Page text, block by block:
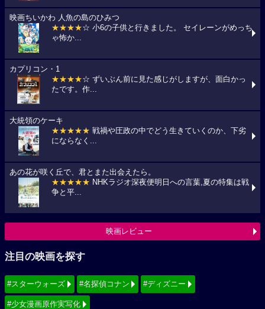
映画ちいかわ 人魚の島のひみつ
★★★★☆ 小6の子供と行きました。 セイレーンがめっち
ゃ怖か...
カプリコン・1
★★★★☆ ずいぶん前に見た感じがしますが、面白かっ
たです。作...
大統領のケーキ
★★★★★ 戦禍や圧政の中でどう生きていくのか、下劣
にならなく...
あの花が咲く丘で、君とまた出会えたら。
★★★★★ NHKラジオ深夜便明日への言葉,夏の特集は戦
争と平...
映画レビュー
注目の映画を探す
#スターウォーズ #名探偵コナン #ディズニー
#少女漫画原作実写化